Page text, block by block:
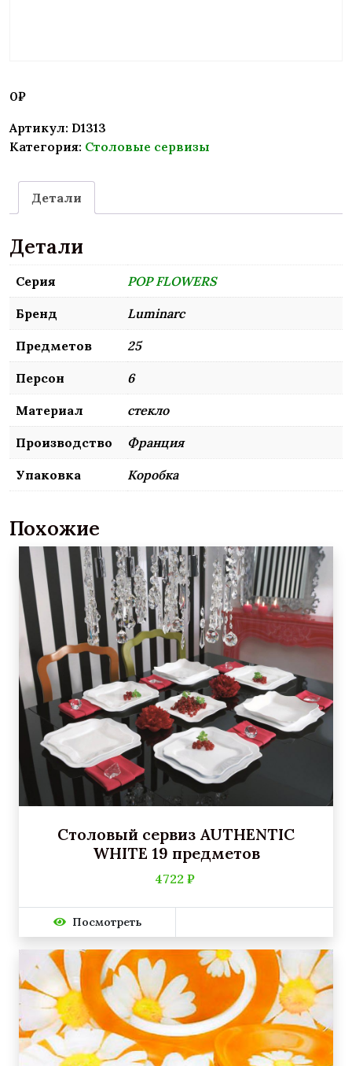
0₽
Артикул: D1313
Категория: Столовые сервизы
Детали
Детали
Серия POP FLOWERS
Бренд Luminarc
Предметов 25
Персон 6
Материал стекло
Производство Франция
Упаковка Коробка
Похожие
Столовый сервиз AUTHENTIC
WHITE 19 предметов
4722 ₽
Посмотреть